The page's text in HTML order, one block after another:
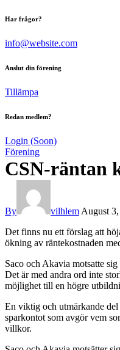
Har frågor?
info@website.com
Anslut din förening
Tillämpa
Redan medlem?
Login (Soon)
Förening
CSN-räntan
By vilhlem August
Det finns nu ett förslag att
ökning av ränte­kostnaden
Saco och Akavia motsatte
Det är med andra ord inte
möjlighet till en högre
En viktig och utmärkande
sparkontot som avgör vem
villkor.